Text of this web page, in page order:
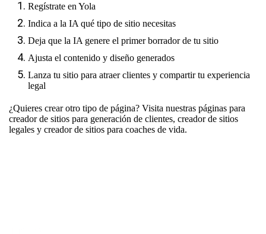
Regístrate en Yola
Indica a la IA qué tipo de sitio necesitas
Deja que la IA genere el primer borrador de tu sitio
Ajusta el contenido y diseño generados
Lanza tu sitio para atraer clientes y compartir tu experiencia
legal
¿Quieres crear otro tipo de página? Visita nuestras páginas para
creador de sitios para generación de clientes, creador de sitios
legales y creador de sitios para coaches de vida.